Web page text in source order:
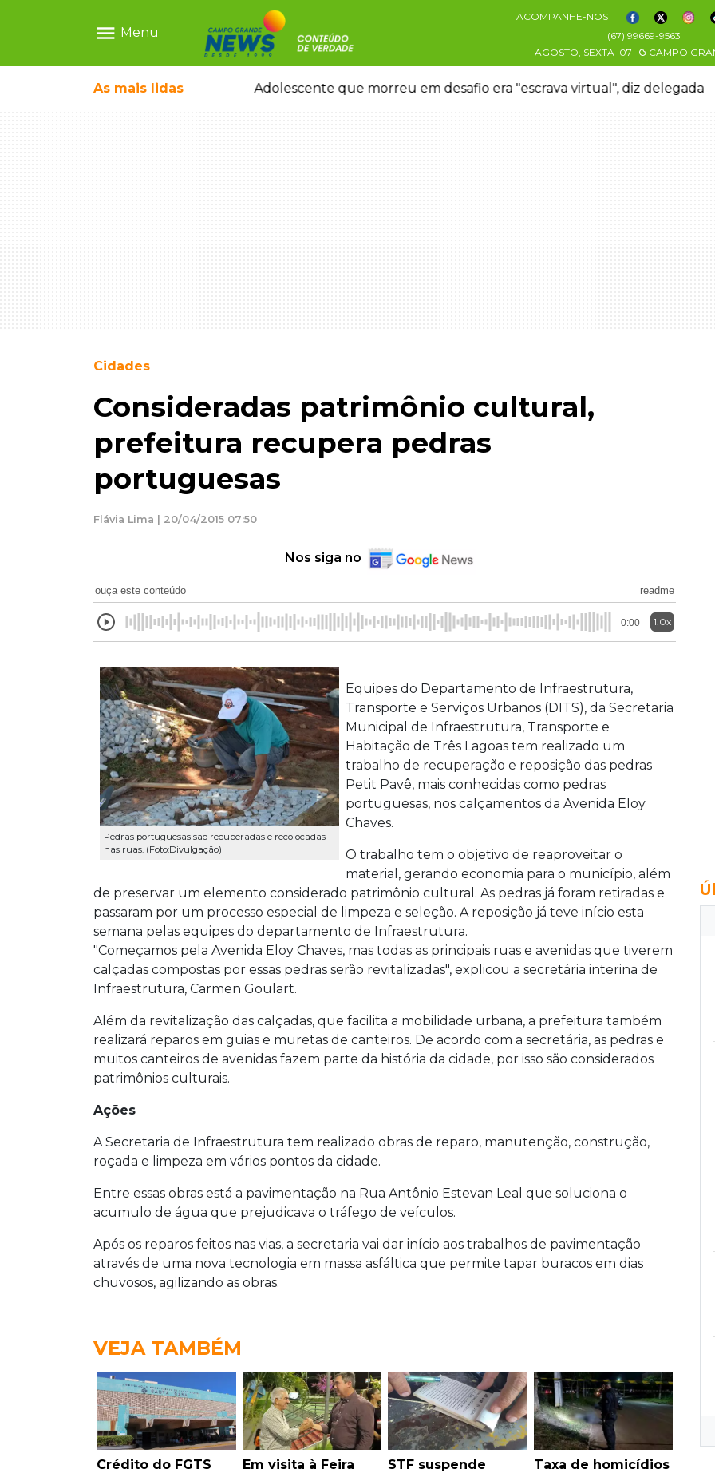
menu Menu
ACOMPANHE-NOS
(67) 99669-9563
AGOSTO, SEXTA 07 CAMPO
As mais lidas
ganhar dia oficial em MS Adolescente que morreu em desafio era "escrava virtual", diz delegada
Cidades
Consideradas patrimônio cultural,
prefeitura recupera pedras
portuguesas
Flávia Lima | 20/04/2015 07:50
Nos siga no
ouça este conteúdo readme
0:00 1.0x
Pedras portuguesas são recuperadas e recolocadas
nas ruas. (Foto:Divulgação)
Equipes do Departamento de Infraestrutura,
Transporte e Serviços Urbanos (DITS), da Secretaria
Municipal de Infraestrutura, Transporte e
Habitação de Três Lagoas tem realizado um
trabalho de recuperação e reposição das pedras
Petit Pavê, mais conhecidas como pedras
portuguesas, nos calçamentos da Avenida Eloy
Chaves.
O trabalho tem o objetivo de reaproveitar o
material, gerando economia para o município, além
de preservar um elemento considerado patrimônio cultural. As pedras já foram retiradas e
passaram por um processo especial de limpeza e seleção. A reposição já teve início esta
semana pelas equipes do departamento de Infraestrutura.
"Começamos pela Avenida Eloy Chaves, mas todas as principais ruas e avenidas que tiverem
calçadas compostas por essas pedras serão revitalizadas", explicou a secretária interina de
Infraestrutura, Carmen Goulart.
Além da revitalização das calçadas, que facilita a mobilidade urbana, a prefeitura também
realizará reparos em guias e muretas de canteiros. De acordo com a secretária, as pedras e
muitos canteiros de avenidas fazem parte da história da cidade, por isso são considerados
patrimônios culturais.
Ações
A Secretaria de Infraestrutura tem realizado obras de reparo, manutenção, construção,
roçada e limpeza em vários pontos da cidade.
Entre essas obras está a pavimentação na Rua Antônio Estevan Leal que soluciona o
acumulo de água que prejudicava o tráfego de veículos.
Após os reparos feitos nas vias, a secretaria vai dar início aos trabalhos de pavimentação
através de uma nova tecnologia em massa asfáltica que permite tapar buracos em dias
chuvosos, agilizando as obras.
VEJA TAMBÉM
Crédito do FGTS
Em visita à Feira
STF suspende
Taxa de homicídios